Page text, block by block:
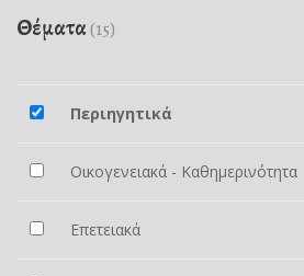
Θέματα(15)
Περιηγητικά
Οικογενειακά - Καθημερινότητα
Επετειακά